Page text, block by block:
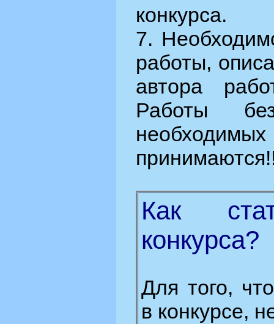
конкурса.
7.
работы,
автора
Работы
Как
конкурса?
Для того,
в конкурсе,